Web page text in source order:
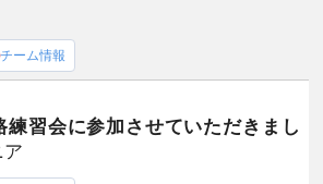
チーム情報
練習会に参加させていただきまし